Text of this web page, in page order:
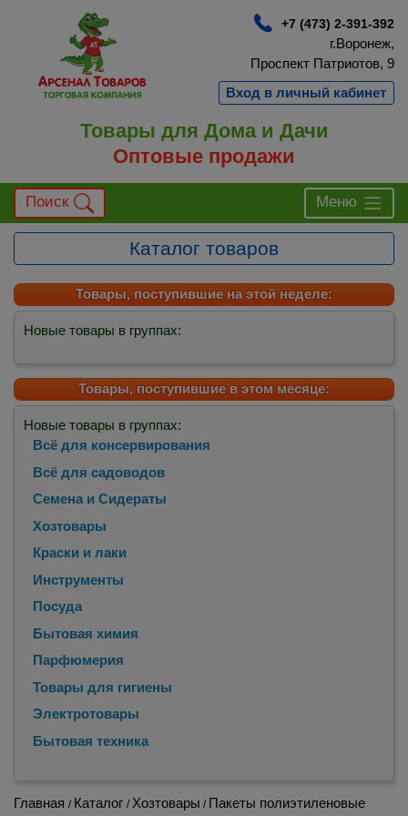
+7 (473) 2-391-392
г.Воронеж,
Проспект Патриотов, 9
Вход в личный кабинет
Товары для Дома и Дачи
Оптовые продажи
Поиск Меню
Каталог товаров
Товары, поступившие на этой неделе:
Новые товары в группах:
Товары, поступившие в этом месяце:
Новые товары в группах:
Всё для консервирования
Всё для садоводов
Семена и Сидераты
Хозтовары
Краски и лаки
Инструменты
Посуда
Бытовая химия
Парфюмерия
Товары для гигиены
Электротовары
Бытовая техника
Главная / Каталог / Хозтовары / Пакеты полиэтиленовые